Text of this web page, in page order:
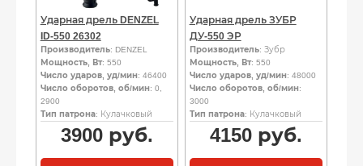
Ударная дрель DENZEL
ID-550 26302
Производитель: DENZEL
Мощность, Вт: 550
Число ударов, уд/мин: 46400
Число оборотов, об/мин: 0,
2900
Тип патрона: Кулачковый
3900руб.
Ударная дрель ЗУБР
ДУ-550 ЭР
Производитель: Зубр
Мощность, Вт: 550
Число ударов, уд/мин: 48000
Число оборотов, об/мин:
3000
Тип патрона: Кулачковый
4150руб.